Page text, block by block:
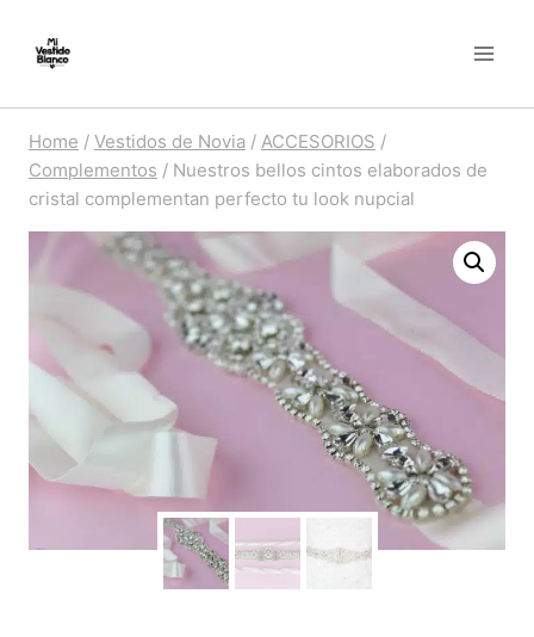
Home / Vestidos de Novia / ACCESORIOS /
Complementos / Nuestros bellos cintos elaborados de
cristal complementan perfecto tu look nupcial